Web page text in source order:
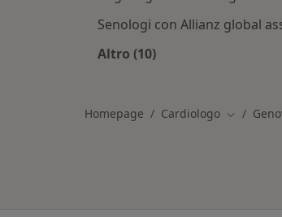
Senologi con Allianz global
Altro (10)
Homepage Cardiologo Cambia